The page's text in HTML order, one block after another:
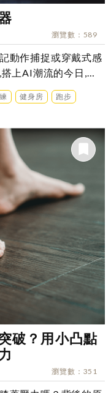
瀏覽數 589
動作捕捉或穿戴式感
上AI潮流的今日,運
健身房 跑步
破？用小凸點
瀏覽數 351